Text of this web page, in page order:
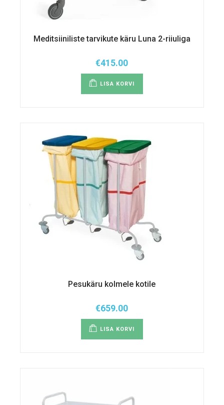
Meditsiiniliste tarvikute käru Luna 2-riiuliga
€415.00
LISA KORVI
Pesukäru kolmele kotile
€659.00
LISA KORVI